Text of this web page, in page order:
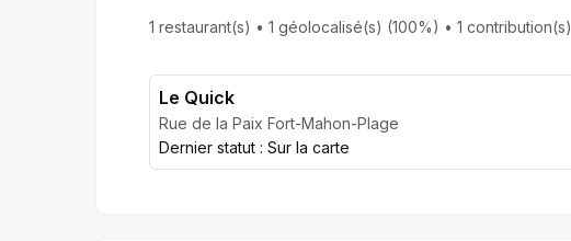
1 restaurant(s) • 1 géolocalisé(s) (100%) • 1 contribution(s)
Le Quick
Rue de la Paix Fort-Mahon-Plage
Dernier statut : Sur la carte